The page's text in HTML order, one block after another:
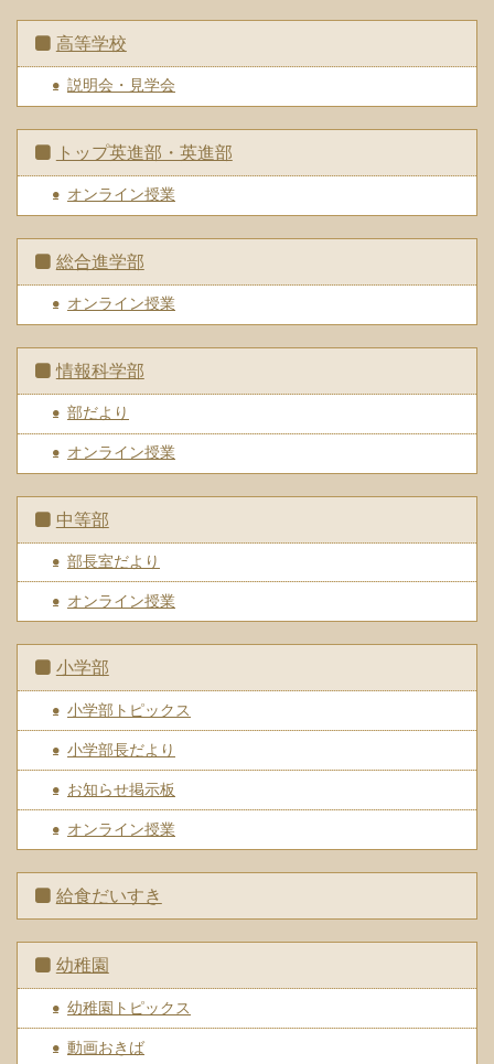
高等学校
説明会・見学会
トップ英進部・英進部
オンライン授業
総合進学部
オンライン授業
情報科学部
部だより
オンライン授業
中等部
部長室だより
オンライン授業
小学部
小学部トピックス
小学部長だより
お知らせ掲示板
オンライン授業
給食だいすき
幼稚園
幼稚園トピックス
動画おきば